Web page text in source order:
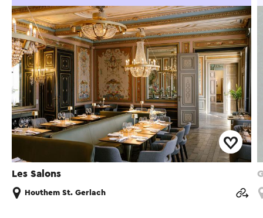
Les Salons
Houthem St. Gerlach